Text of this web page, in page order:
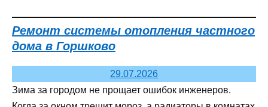
Ремонт системы отопления частного
дома в Горшково
29.07.2026
Зима за городом не прощает ошибок инженеров.